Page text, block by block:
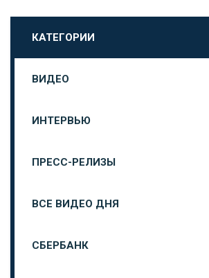
КАТЕГОРИИ
ВИДЕО
ИНТЕРВЬЮ
ПРЕСС-РЕЛИЗЫ
ВСЕ ВИДЕО ДНЯ
СБЕРБАНК